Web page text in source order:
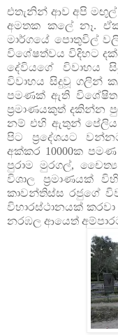
එතැනින් ආව අපි මඟුල්
අමතක කලේ නෑ.
මාර්ගයේ පොතුවිල්
විශේෂත්වය විදිහට
දේවියගේ විවාහය
විවාහය සිදුවූ ගලින්
පමණක් ඇති
ප්‍රමාණයකුත් දකින්න
නම් එහි ඇතුන්
පිට ප්‍රදේශයට
අක්කර 10000ක පමණ
පුරාම මුරගල්,
විශාල ප්‍රමාණයක්
කාවන්තිස්ස රජුගේ
විහාරස්ථානයක්
නරඹල ආයෙත් අම්පාරට